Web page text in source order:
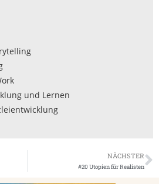
und Lernen
NÄCHSTER
#20 Utopien für Realisten